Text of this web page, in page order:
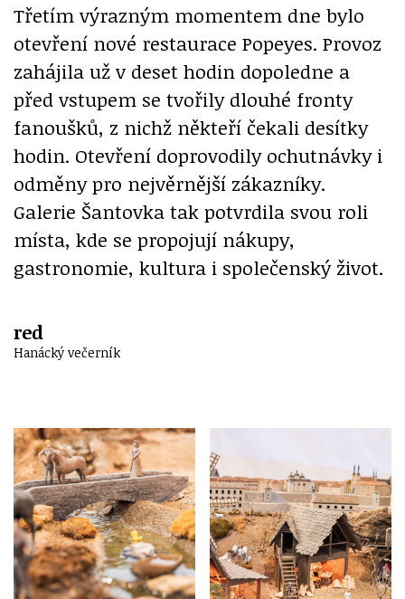
Třetím výrazným momentem dne bylo
otevření nové restaurace Popeyes. Provoz
zahájila už v deset hodin dopoledne a
před vstupem se tvořily dlouhé fronty
fanoušků, z nichž někteří čekali desítky
hodin. Otevření doprovodily ochutnávky i
odměny pro nejvěrnější zákazníky.
Galerie Šantovka tak potvrdila svou roli
místa, kde se propojují nákupy,
gastronomie, kultura i společenský život.
red
Hanácký večerník